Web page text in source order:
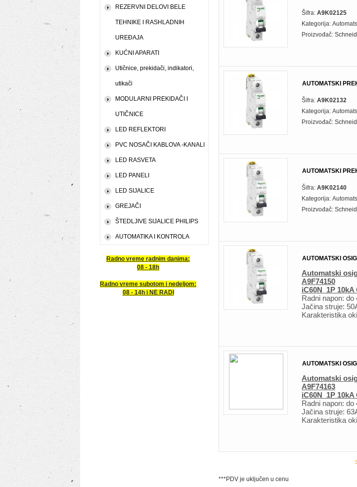
REZERVNI DELOVI BELE
TEHNIKE I RASHLADNIH
UREĐAJA
KUĆNI APARATI
Utičnice, prekidači, indikatori,
utikači
MODULARNI PREKIDAČI I
UTIČNICE
LED REFLEKTORI
PVC NOSAČI KABLOVA -KANALI
LED RASVETA
LED PANELI
LED SIJALICE
GREJAČI
ŠTEDLJIVE SIJALICE PHILIPS
AUTOMATIKA I KONTROLA
Radno vreme radnim danima:
08 - 18h
Radno vreme subotom i nedeljom:
08 - 14h i NE RADI
Šifra: A9K02125
Kategorija:
Proizvođač:
AUTOMATSKI
Šifra: A9K02132
Kategorija:
Proizvođač:
AUTOMATSKI
Šifra: A9K02140
Kategorija:
Proizvođač:
AUTOMATSKI
Automatski
A9F74150
iC60N 1P 10kA
Radni napon: do
Jačina struje:
Karakteristika
AUTOMATSKI
Automatski
A9F74163
iC60N 1P 10kA
Radni napon: do
Jačina struje:
Karakteristika
***PDV je uključen u cenu